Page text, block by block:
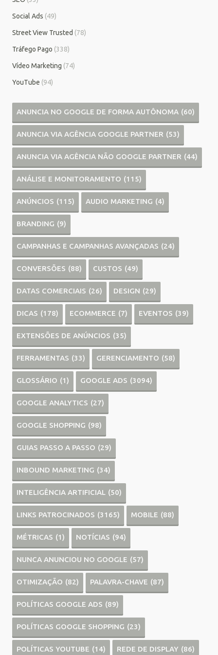
Social Ads (49)
Street View Trusted (78)
Tráfego Pago (338)
Vídeo Marketing (74)
YouTube (94)
ANUNCIA NO GOOGLE DE FORMA AUTÔNOMA (60)
ANUNCIA VIA AGÊNCIA GOOGLE PARTNER (53)
ANUNCIA VIA AGÊNCIA NÃO GOOGLE PARTNER (44)
ANÁLISE E MONITORAMENTO (115)
ANÚNCIOS (115) AUDIO MARKETING (4)
BRANDING (9)
CAMPANHAS E CAMPANHAS AVANÇADAS (24)
CONVERSÕES (88) CUSTOS (49)
DATAS COMERCIAIS (26) DESIGN (29)
DICAS (178) ECOMMERCE (7) EVENTOS (39)
EXTENSÕES DE ANÚNCIOS (35)
FERRAMENTAS (33) GERENCIAMENTO (58)
GLOSSÁRIO (1) GOOGLE ADS (3094)
GOOGLE ANALYTICS (27)
GOOGLE SHOPPING (98)
GUIAS PASSO A PASSO (29)
INBOUND MARKETING (34)
INTELIGÊNCIA ARTIFICIAL (50)
LINKS PATROCINADOS (3165) MOBILE (88)
MÉTRICAS (1) NOTÍCIAS (94)
NUNCA ANUNCIOU NO GOOGLE (57)
OTIMIZAÇÃO (82) PALAVRA-CHAVE (87)
POLÍTICAS GOOGLE ADS (89)
POLÍTICAS GOOGLE SHOPPING (23)
POLÍTICAS YOUTUBE (14) REDE DE DISPLAY (86)